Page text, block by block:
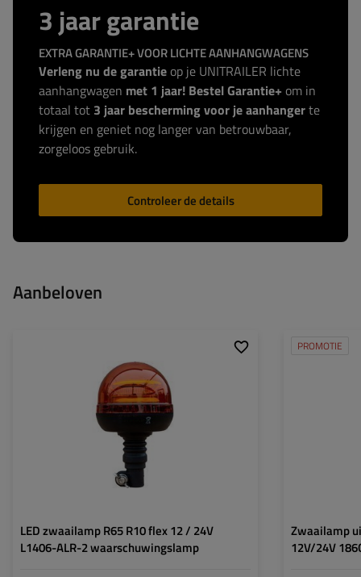
3 jaar garantie
EXTRA GARANTIE+ VOOR LICHTE AANHANGWAGENS
Verleng nu de garantie op je UNITRAILER lichte
aanhangwagen met 1 jaar! Bestel Garantie+ om in
totaal tot 3 jaar bescherming voor je aanhangerte
krijgen en geniet nog langer van betrouwbaar,
zorgeloos gebruik.
Controleer de details
Aanbeloven
LED zwaailamp R65 R10 flex 12 / 24V
L1406-ALR-2 waarschuwingslamp
Bevestigingsmethode:
flexibel
PROMOTIE
Zwaailamp
12V/24V